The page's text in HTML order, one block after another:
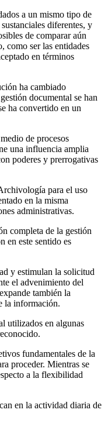
a un mismo tipo de
diferentes, y
de comparar aún
como ser las entidades
en términos
ha cambiado
documental se han
ha convertido en un
de procesos
una influencia amplia
poderes y prerrogativas
para el uso
en la misma
administrativas.
completa de la gestión
en este sentido es
y estimulan la solicitud
el advenimiento del
también la
la información.
utilizados en algunas
fundamentales de la
proceder. Mientras se
a la flexibilidad
en la actividad diaria de